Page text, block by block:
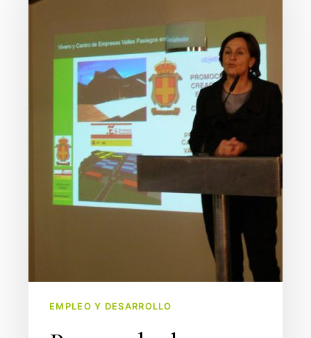
EMPLEO Y DESARROLLO